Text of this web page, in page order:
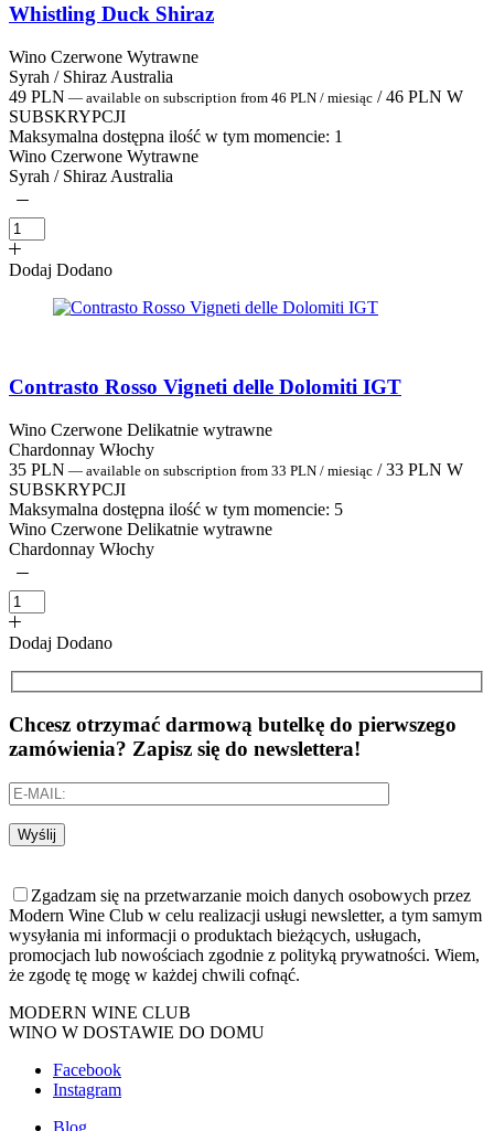
Whistling Duck Shiraz
Wino Czerwone Wytrawne
Syrah / Shiraz Australia
49 PLN — available on subscription from 46 PLN / miesiąc / 46 PLN W
SUBSKRYPCJI
Maksymalna dostępna ilość w tym momencie: 1
Wino Czerwone Wytrawne
Syrah / Shiraz Australia
Dodaj Dodano
Contrasto Rosso Vigneti delle Dolomiti IGT
Wino Czerwone Delikatnie wytrawne
Chardonnay Włochy
35 PLN — available on subscription from 33 PLN / miesiąc / 33 PLN W
SUBSKRYPCJI
Maksymalna dostępna ilość w tym momencie: 5
Wino Czerwone Delikatnie wytrawne
Chardonnay Włochy
Dodaj Dodano
Chcesz otrzymać darmową butelkę do pierwszego
zamówienia? Zapisz się do newslettera!
Wyślij
Zgadzam się na przetwarzanie moich danych osobowych przez
Modern Wine Club w celu realizacji usługi newsletter, a tym samym
wysyłania mi informacji o produktach bieżących, usługach,
promocjach lub nowościach zgodnie z polityką prywatności. Wiem,
że zgodę tę mogę w każdej chwili cofnąć.
MODERN WINE CLUB
WINO W DOSTAWIE DO DOMU
Facebook
Instagram
Blog